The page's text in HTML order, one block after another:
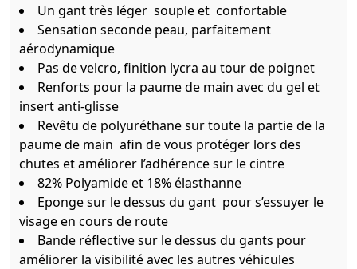
Un gant très léger souple et confortable
Sensation seconde peau, parfaitement
aérodynamique
Pas de velcro, finition lycra au tour de poignet
Renforts pour la paume de main avec du gel et
insert anti-glisse
Revêtu de polyuréthane sur toute la partie de la
paume de main afin de vous protéger lors des
chutes et améliorer l’adhérence sur le cintre
82% Polyamide et 18% élasthanne
Eponge sur le dessus du gant pour s’essuyer le
visage en cours de route
Bande réflective sur le dessus du gants pour
améliorer la visibilité avec les autres véhicules